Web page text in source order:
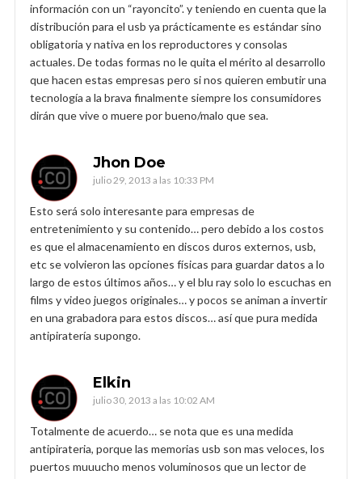
información con un “rayoncito”. y teniendo en cuenta que la
distribución para el usb ya prácticamente es estándar sino
obligatoria y nativa en los reproductores y consolas
actuales. De todas formas no le quita el mérito al desarrollo
que hacen estas empresas pero si nos quieren embutir una
tecnología a la brava finalmente siempre los consumidores
dirán que vive o muere por bueno/malo que sea.
Jhon Doe
julio 29, 2013 a las 10:33 PM
Esto será solo interesante para empresas de
entretenimiento y su contenido… pero debido a los costos
es que el almacenamiento en discos duros externos, usb,
etc se volvieron las opciones físicas para guardar datos a lo
largo de estos últimos años… y el blu ray solo lo escuchas en
films y video juegos originales… y pocos se animan a invertir
en una grabadora para estos discos… así que pura medida
antipiratería supongo.
Elkin
julio 30, 2013 a las 10:02 AM
Totalmente de acuerdo… se nota que es una medida
antipirateria, porque las memorias usb son mas veloces, los
puertos muuucho menos voluminosos que un lector de